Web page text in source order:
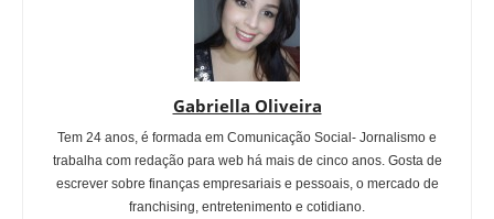
Gabriella Oliveira
Tem 24 anos, é formada em Comunicação Social- Jornalismo e
trabalha com redação para web há mais de cinco anos. Gosta de
escrever sobre finanças empresariais e pessoais, o mercado de
franchising, entretenimento e cotidiano.